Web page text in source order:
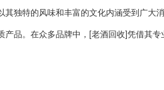
独特的风味和丰富的文化内涵受到广大
品。在众多品牌中，[老酒回收]凭借其